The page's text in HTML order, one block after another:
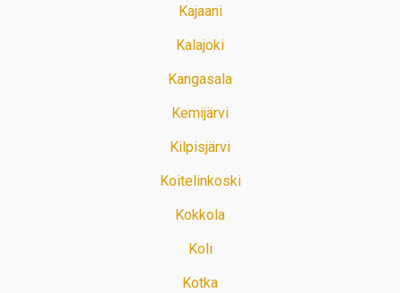
Kajaani
Kalajoki
Kangasala
Kemijärvi
Kilpisjärvi
Koitelinkoski
Kokkola
Koli
Kotka